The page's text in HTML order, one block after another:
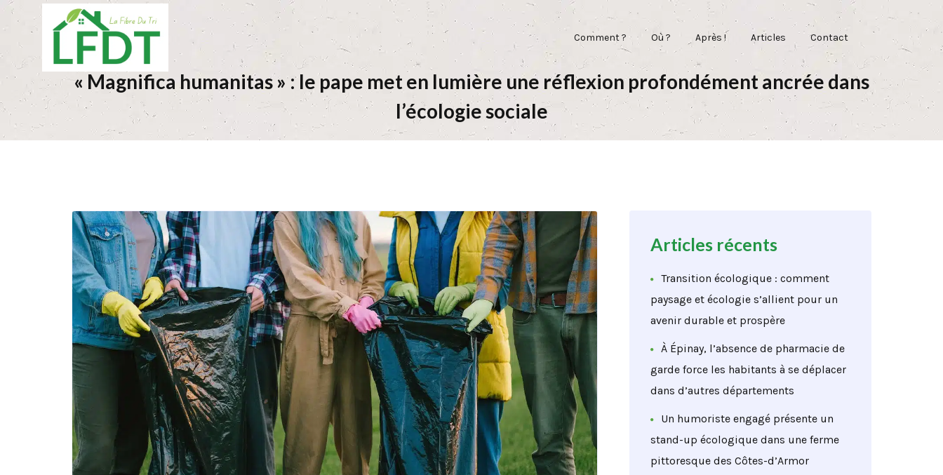
Comment ? Où ? Après ! Articles Contact
« Magnifica humanitas » : le pape met en lumière une réflexion profondément ancrée dans
l’écologie sociale
Articles récents
Transition écologique : comment
paysage et écologie s’allient pour un
avenir durable et prospère
À Épinay, l’absence de pharmacie de
garde force les habitants à se déplacer
dans d’autres départements
Un humoriste engagé présente un
stand-up écologique dans une ferme
pittoresque des Côtes-d’Armor